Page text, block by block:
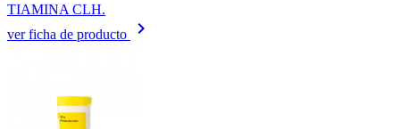
TIAMINA CLH.
ver ficha de producto
keyboard_arrow_right